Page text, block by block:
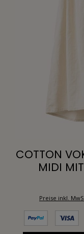
COTTON
MIDI
Preise inkl.